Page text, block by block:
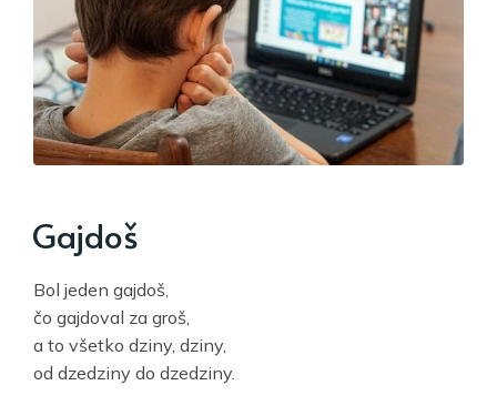
Gajdoš
Bol jeden gajdoš,
čo gajdoval za groš,
a to všetko dziny, dziny,
od dzedziny do dzedziny.